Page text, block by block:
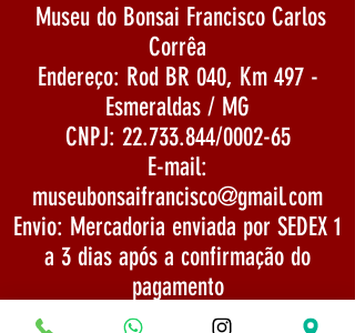
Museu do Bonsai Francisco Carlos
Corrêa
Endereço: Rod BR 040, Km 497 -
Esmeraldas / MG
CNPJ: 22.733.844/0002-65
E-mail:
museubonsaifrancisco@gmail.com
Envio: Mercadoria enviada por SEDEX 1
a 3 dias após a confirmação do
pagamento
TELEFONE:
(31) 975254666